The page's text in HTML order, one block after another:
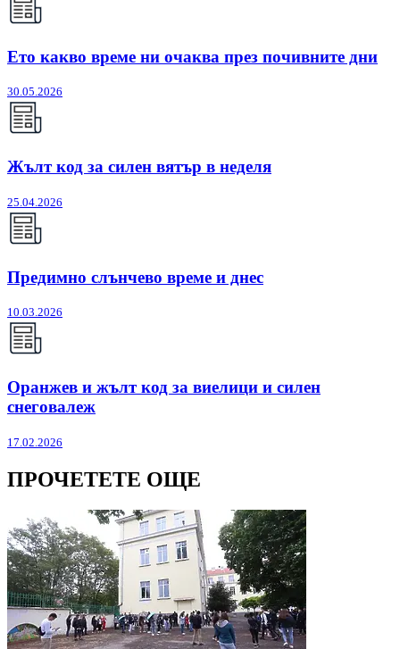
Ето какво време ни очаква през почивните дни
30.05.2026
Жълт код за силен вятър в неделя
25.04.2026
Предимно слънчево време и днес
10.03.2026
Оранжев и жълт код за виелици и силен
снеговалеж
17.02.2026
ПРОЧЕТЕТЕ ОЩЕ